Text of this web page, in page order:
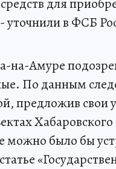
уточнили в ФСБ
Амуре
По данным
предложив свои
Хабаровского
можно было бы